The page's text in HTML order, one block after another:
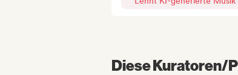
Diese Kuratoren/